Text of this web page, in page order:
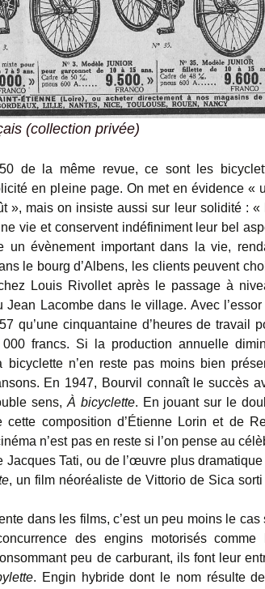
(collection privée)
de la même revue, ce sont les
en pleine page. On met en évidence «
», mais on insiste aussi sur leur solidité : «
vie et conservent indéfiniment leur bel
un évènement important dans la vie,
le bourg d’Albens, les clients peuvent
Louis Rivollet après le passage à
Lacombe dans le village. Avec l’essor
qu’une cinquantaine d’heures de travail
000 francs. Si la production annuelle
n’en reste pas moins bien
En 1947, Bourvil connaît le succès
sens, À bicyclette. En jouant sur le
composition d’Étienne Lorin et de
n’est pas en reste si l’on pense au
Jacques Tati, ou de l’œuvre plus dramatique
, un film néoréaliste de Vittorio de Sica sorti
dans les films, c’est un peu moins le cas
des engins motorisés comme
peu de carburant, ils font leur
. Engin hybride dont le nom résulte